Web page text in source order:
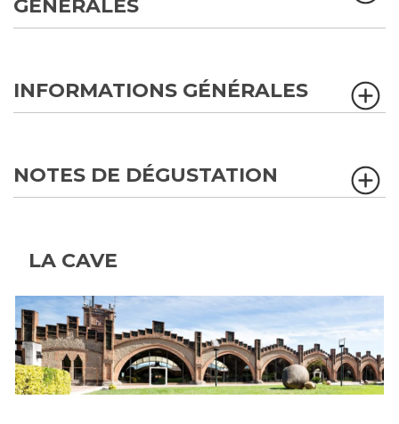
GÉNÉRALES
INFORMATIONS GÉNÉRALES
NOTES DE DÉGUSTATION
LA CAVE